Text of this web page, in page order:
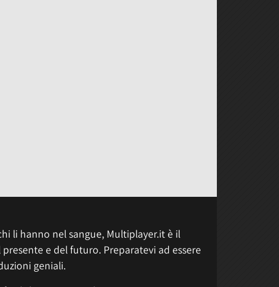
li hanno nel sangue, Multiplayer.it è il
e del futuro. Preparatevi ad essere
geniali.